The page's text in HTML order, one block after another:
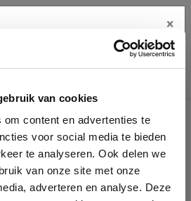
van cookies
om content en advertenties te
voor social media te bieden
te analyseren. Ook delen we
van onze site met onze
adverteren en analyse. Deze
details
×